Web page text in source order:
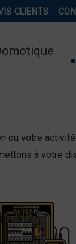
CLIENTS
ou votre
à votre